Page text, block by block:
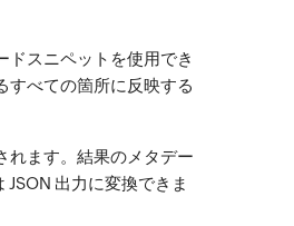
ドスニペットを使用でき
すべての箇所に反映する
れます。結果のメタデー
出力に変換できま